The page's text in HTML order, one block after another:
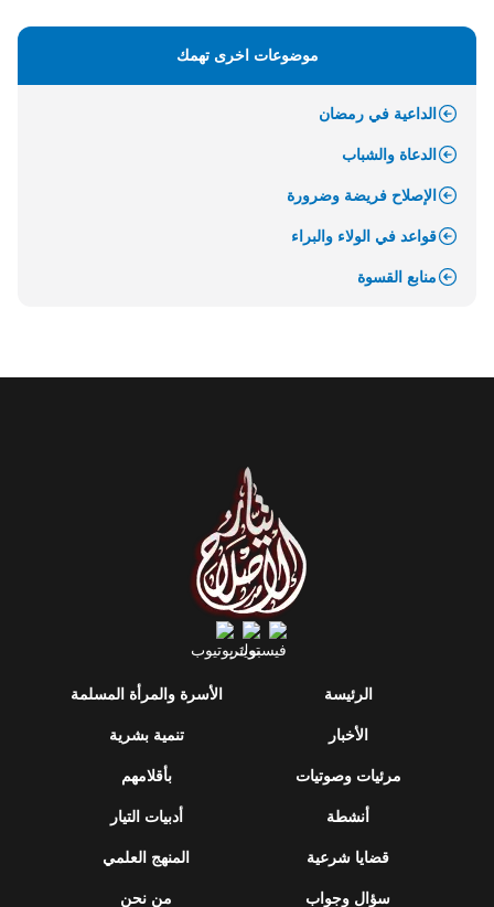
موضوعات اخرى تهمك
الداعية في رمضان
الدعاة والشباب
الإصلاح فريضة وضرورة
قواعد في الولاء والبراء
منابع القسوة
الرئيسة
الأخبار
مرئيات وصوتيات
أنشطة
قضايا شرعية
سؤال وجواب
الأسرة والمرأة المسلمة
تنمية بشرية
بأقلامهم
أدبيات التيار
المنهج العلمي
من نحن